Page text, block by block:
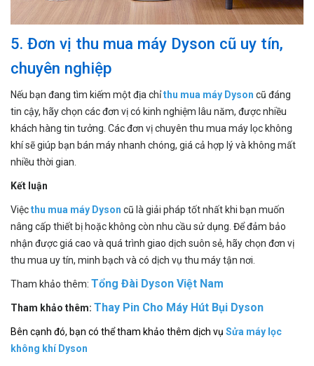
5. Đơn vị thu mua máy Dyson cũ uy tín,
chuyên nghiệp
Nếu bạn đang tìm kiếm một địa chỉthu mua máy Dyson cũ đáng
tin cậy, hãy chọn các đơn vị có kinh nghiệm lâu năm, được nhiều
khách hàng tin tưởng. Các đơn vị chuyên thu mua máy lọc không
khí sẽ giúp bạn bán máy nhanh chóng, giá cả hợp lý và không mất
nhiều thời gian.
Kết luận
Việcthu mua máy Dyson cũ là giải pháp tốt nhất khi bạn muốn
nâng cấp thiết bị hoặc không còn nhu cầu sử dụng. Để đảm bảo
nhận được giá cao và quá trình giao dịch suôn sẻ, hãy chọn đơn vị
thu mua uy tín, minh bạch và có dịch vụ thu máy tận nơi.
Tham khảo thêm: Tổng Đài Dyson Việt Nam
Tham khảo thêm: Thay Pin Cho Máy Hút Bụi Dyson
Bên cạnh đó, bạn có thể tham khảo thêm dịch vụ Sửa máy lọc
không khí Dyson